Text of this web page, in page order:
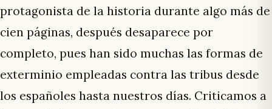
protagonista de la historia durante algo más de
cien páginas, después desaparece por
completo, pues han sido muchas las formas de
exterminio empleadas contra las tribus desde
los españoles hasta nuestros días. Criticamos a